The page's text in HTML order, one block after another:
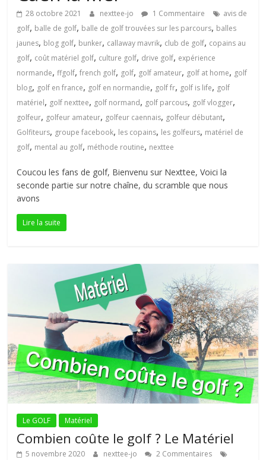
de
petite
balle
blanche
28 octobre 2021 nexttee-jo 1 Commentaire
avis de
golf, balle de golf, balle de golf trouvées sur les parcours, balles
jaunes, blog golf, bunker, callaway mavrik, club de golf, copains au
golf, coût matériel golf, culture golf, drive golf, expérience
normande,ffgolf,french golf, golf, golf amateur, golf at home, golf
blog, golf en france, golf en normandie, golf fr, golf is life, golf
matériel, golf nexttee, golf normand, golf parcous, golf vlogger,
golfeur, golfeur amateur, golfeur caennais, golfeur débutant,
Golfiteurs, groupe facebook, les copains, les golfeurs, matériel de
golf, mental au golf, méthode routine, nexttee
Coucou les fans de golf, Bienvenu sur Nexttee, Voici la
seconde partie sur notre chaîne, du scramble que nous
avons
Lire la suite
Le GOLF Matériel
Combien coûte le golf ? Le Matériel
5 novembre 2020 nexttee-jo
2 Commentaires